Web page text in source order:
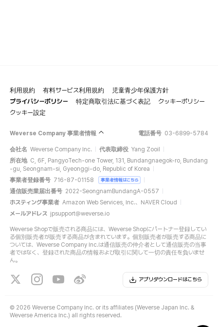
利用規約 有料サービス利用規約
児童青少年保護方針
プライバシーポリシー
特定商取引法に基づく表記
クッキーポリシー
クッキー設定
Weverse Company 事業者情報 電話番号 03-6899-5784
会社名 Weverse Company Inc. 代表取締役 Yang Zooil
所在地 C, 6F, PangyoTech-one Tower, 131, Bundangnaegok-ro, Bundang
-gu, Seongnam-si, Gyeonggi-do, Republic of Korea
事業者登録番号 716-87-01158 事業者情報はこちら
通信販売業届出番号 2022-SeongnamBundangA-0557
ホスティング事業者 Amazon Web Services, Inc.、NAVER Cloud
メールアドレス jpsupport@weverse.io
Weverse Shopで販売される商品には、Weverse Shopにパートナー登録してい
る個別販売者が販売する商品が含まれています。個別販売者が販売する商品に
ついては、Weverse Company Inc.は通信販売の仲介者として通信販売の当事
者ではなく、登録された商品の情報および取引に関して一切の責任を負いませ
ん。
アプリダウンロードはこちら
© 2026 Weverse Company Inc. or its affiliates (Weverse Japan Inc. &
Weverse America Inc.) all rights reserved.